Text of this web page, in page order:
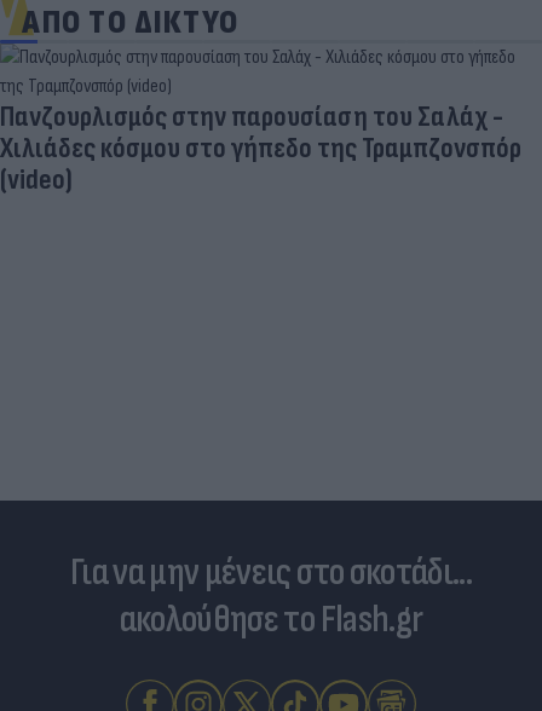
ΑΠΟ ΤΟ ΔΙΚΤΥΟ
Για να μην μένεις στο σκοτάδι...
ακολούθησε το Flash.gr